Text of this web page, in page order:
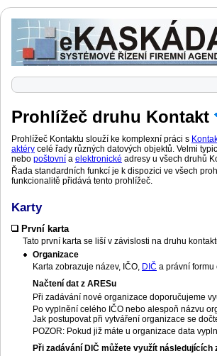
Prohlížeč druhu Kontakt
Prohlížeč Kontaktu slouží ke komplexní práci s
aktéry celé řady různých datových objektů. Velmi
nebo poštovní a elektronické adresy u všech druhů
Řada standardních funkcí je k dispozici ve všech
funkcionalitě přidává tento prohlížeč.
Karty
První karta
Tato první karta se liší v závislosti na druhu
Organizace
Karta zobrazuje název, IČO, DIČ a právní formu
Načtení dat z ARESu
Při zadávání nové organizace doporučujeme
Po vyplnění celého IČO nebo alespoň názvu
Jak postupovat při vytváření organizace se
POZOR: Pokud již máte u organizace data
Při zadávání DIČ můžete využít následujících